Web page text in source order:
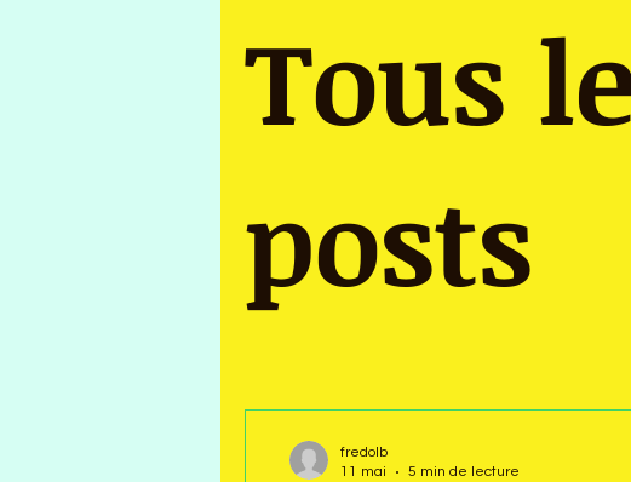
Tous
posts
fredolb
11 mai
5 min de lecture